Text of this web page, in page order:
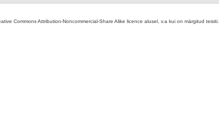
Commons Attribution-Noncommercial-Share Alike licence alusel, v.a kui on märgitud teisiti.